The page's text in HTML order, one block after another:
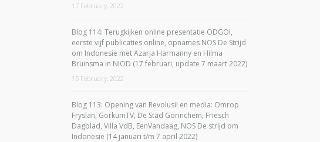
17 February, 2022
Blog 114: Terugkijken online presentatie ODGOI,
eerste vijf publicaties online, opnames NOS De Strijd
om Indonesië met Azarja Harmanny en Hilma
Bruinsma in NIOD (17 februari, update 7 maart 2022)
15 February, 2022
Blog 113: Opening van Revolusi! en media: Omrop
Fryslan, GorkumTV, De Stad Gorinchem, Friesch
Dagblad, Villa VdB, EenVandaag, NOS De strijd om
Indonesië (14 januari t/m 7 april 2022)